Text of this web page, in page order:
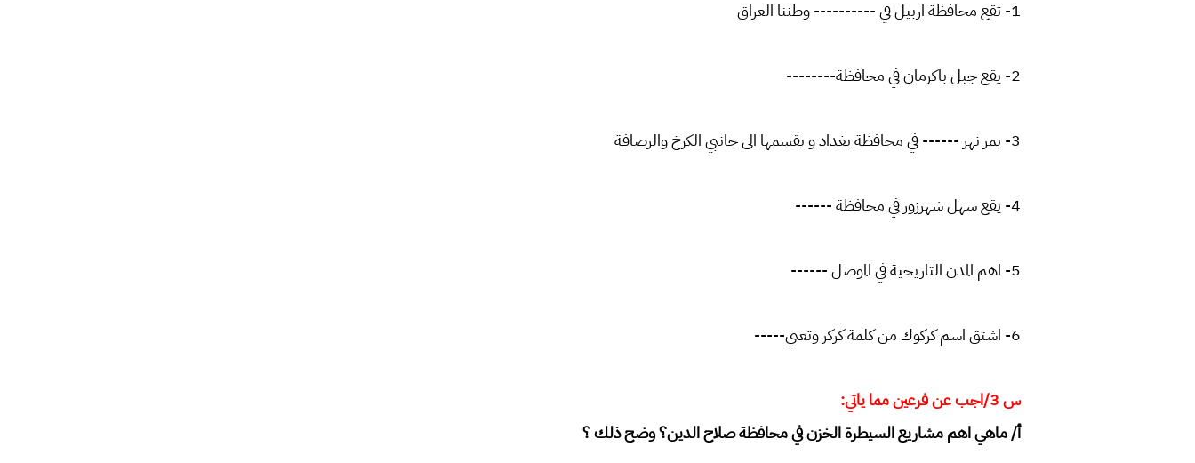
1- تقع محافظة اربيل في ---------- وطننا العراق
2- يقع جبل باكرمان في محافظة--------
3- يمر نهر ------ في محافظة بغداد و يقسمها الى جانبي الكرخ والرصافة
4- يقع سهل شهرزور في محافظة ------
5- اهم المدن التاريخية في الموصل ------
6- اشتق اسم كركوك من كلمة كركر وتعني-----
س 3/اجب عن فرعين مما ياتي:
أ/ ماهي اهم مشاريع السيطرة الخزن في محافظة صلاح الدين؟ وضح ذلك ؟